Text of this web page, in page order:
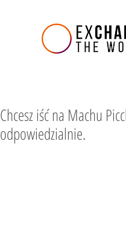
Chcesz iść na Machu
odpowiedzialnie.